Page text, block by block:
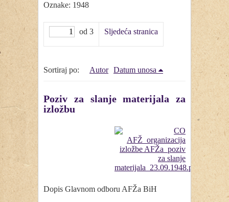
Oznake: 1948
od 3 Sljedeća stranica
Sortiraj po: Autor Datum unosa
Poziv za slanje materijala za
izložbu
Dopis Glavnom odboru AFŽa BiH